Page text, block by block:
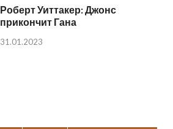
Роберт Уиттакер: Джонс
прикончит Гана
31.01.2023